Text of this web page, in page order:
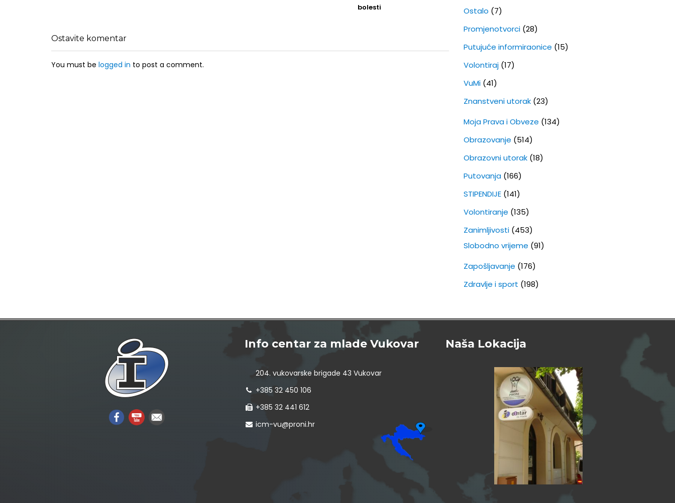
bolesti
Ostavite komentar
You must be logged in to post a comment.
Ostalo (7)
Promjenotvorci(28)
Putujuće informiraonice (15)
Volontiraj(17)
VuMi(41)
Znanstveni utorak(23)
Moja Prava i Obveze (134)
Obrazovanje (514)
Obrazovni utorak(18)
Putovanja(166)
STIPENDIJE(141)
Volontiranje (135)
Zanimljivosti(453)
Slobodno vrijeme (91)
Zapošljavanje (176)
Zdravlje i sport (198)
Info centar za mlade Vukovar
204. vukovarske brigade 43 Vukovar
+385 32 450 106
+385 32 441 612
icm-vu@proni.hr
Naša Lokacija